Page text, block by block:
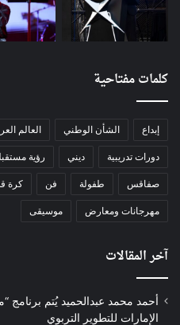
كلمات مفتاحية
إبداع الشأن الوطني العالم
دورات تدريبية ديني رؤية
صفاقس طفولة فن كرة
مهرجانات ومعارض موسيقى
آخر المقالات
أحمد محمد عبدالحميد يُتم برنامج
الإمارات للتطوير التربوي